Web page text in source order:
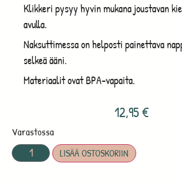
Klikkeri pysyy hyvin mukana joustavan
avulla.
Naksuttimessa on helposti painettava
selkeä ääni.
Materiaalit ovat BPA-vapaita.
12,95€
Varastossa
LISÄÄ OSTOSKORIIN